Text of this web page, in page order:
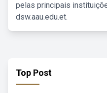
pelas principais
dsw.aau.edu.et.
Top Post